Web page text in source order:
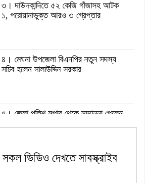
৩। দাউদকান্দিতে ৫২ কেজি গাঁজাসহ আটক
১, পরোয়ানাভুক্ত আরও ৩ গ্রেপ্তার
৪। মেঘনা উপজেলা বিএনপির নতুন সদস্য
সচিব হলেন সালাউদ্দিন সরকার
৫। জেলা পুলিশ সুপার থেকে সম্মাননা পেলেন
৬। দাউদকান্দিতে উপজেলা আইন-শৃঙ্খলা
ভিডিও দেখতে সাবস্ক্রাইব